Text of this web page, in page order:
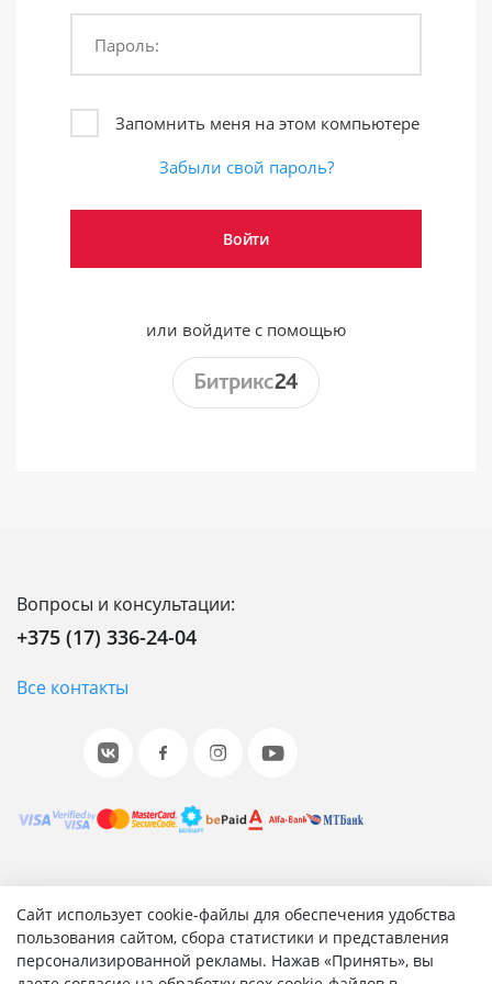
Сайт использует cookie-файлы для обеспечения удобства
пользования сайтом, сбора статистики и представления
персонализированной рекламы. Нажав «Принять», вы
Пароль:
Запомнить меня на этом компьютере
Забыли свой пароль?
или войдите с помощью
Вопросы и консультации:
+375 (17) 336-24-04
Все контакты
© 2001-2026 «Битрикс», «1С-Битрикс». Работает на 1С-
Битрикс: Управление сайтом.
Согласие на обработку персональных данных